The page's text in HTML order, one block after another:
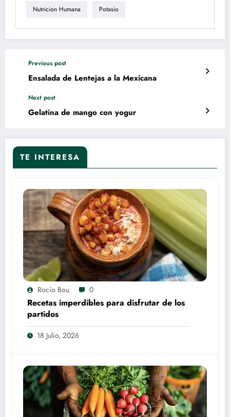
Nutricion Humana Potasio
Previous post
Ensalada de Lentejas a la Mexicana
Next post
Gelatina de mango con yogur
TE INTERESA
Rocío Bou 0
Recetas imperdibles para disfrutar de los
partidos
18 Julio, 2026